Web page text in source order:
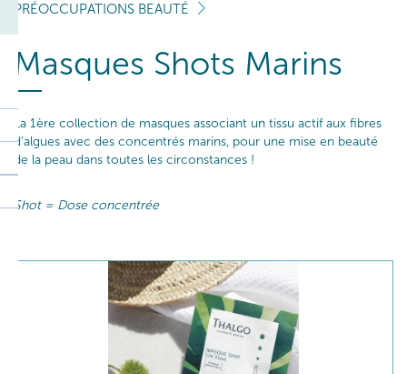
PRÉOCCUPATIONS BEAUTÉ
Masques Shots Marins
La 1ère collection de masques associant un tissu actif aux fibres
d’algues avec des concentrés marins, pour une mise en beauté
de la peau dans toutes les circonstances !
Shot = Dose concentrée